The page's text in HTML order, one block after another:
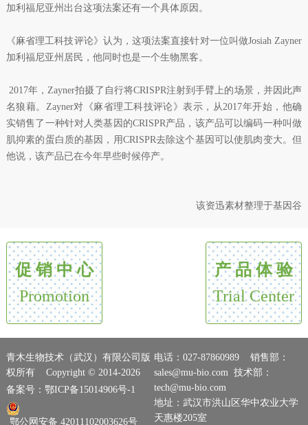
加利福尼亚州出台这项法案还有一个具体原因。
《麻省理工科技评论》认为，这项法案直接针对一位叫做Josiah Zayner
加利福尼亚州居民，他同时也是一个生物黑客。
2017年，Zayner拍摄了自行将CRISPR注射到手臂上的场景，并因此声
名狼藉。Zayner对《麻省理工科技评论》表示，从2017年开始，他确
实销售了一种针对人类基因的CRISPR产品，该产品可以编码一种叫做
肌抑素的蛋白质的基因，用CRISPR去除这个基因可以使肌肉变大。但
他说，该产品已在今年早些时候停产。
该资迅素材整理于基因谷
促 销 中 心
Promotion
产 品 体 验
Trial Center
青木生物技术（武汉）有限公司版
权所有 Copyright © 2014-2026
备案号：鄂ICP备15014906号-1
鄂公网安备 42011102003626号
电话：027-87860989 销售部：
sales@mu-bio.com 技术部：
tech@mu-bio.com
地址：武汉市洪山区华中农业大学
天惠楼205室